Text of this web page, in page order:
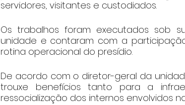
servidores, visitantes e custodiados.
Os trabalhos foram executados sob
unidade e contaram com a
rotina operacional do presídio.
De acordo com o diretor-geral da
trouxe benefícios tanto para a
ressocialização dos internos envolvidos